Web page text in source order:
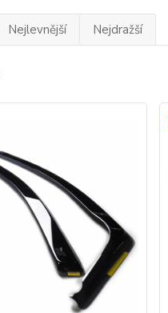
Nejlevnější Nejdražší